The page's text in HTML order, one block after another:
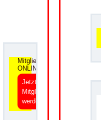
Mitgliedsantrag
ONLINE
Jetzt
Mitglied
werden